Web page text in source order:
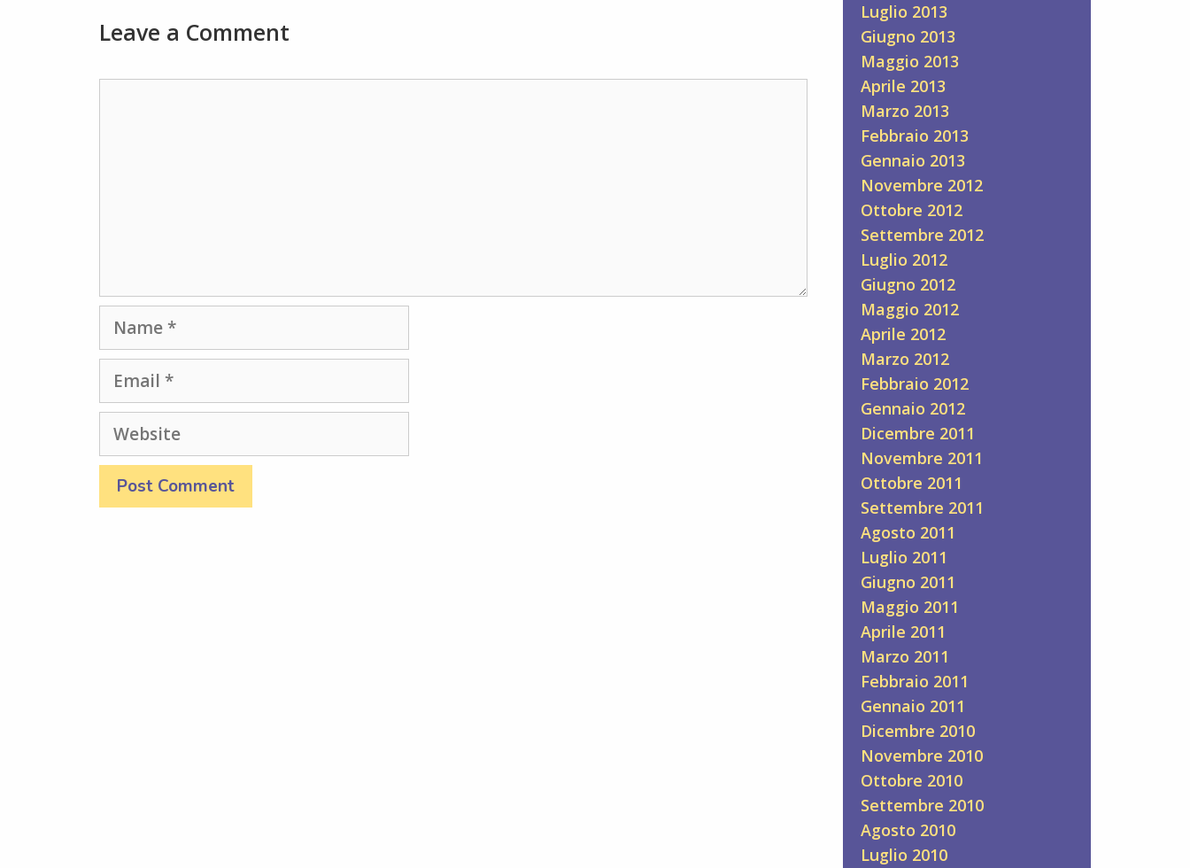
Leave a Comment
Name
Email
Website
Luglio 2013
Giugno 2013
Maggio 2013
Aprile 2013
Marzo 2013
Febbraio 2013
Gennaio 2013
Novembre 2012
Ottobre 2012
Settembre 2012
Luglio 2012
Giugno 2012
Maggio 2012
Aprile 2012
Marzo 2012
Febbraio 2012
Gennaio 2012
Dicembre 2011
Novembre 2011
Ottobre 2011
Settembre 2011
Agosto 2011
Luglio 2011
Giugno 2011
Maggio 2011
Aprile 2011
Marzo 2011
Febbraio 2011
Gennaio 2011
Dicembre 2010
Novembre 2010
Ottobre 2010
Settembre 2010
Agosto 2010
Luglio 2010